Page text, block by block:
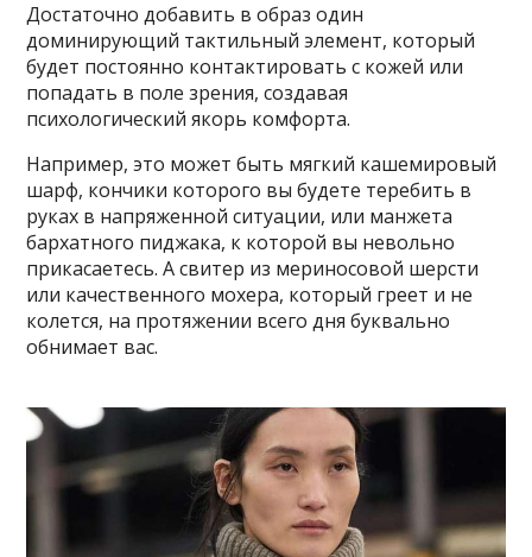
Достаточно добавить в образ один
доминирующий тактильный элемент, который
будет постоянно контактировать с кожей или
попадать в поле зрения, создавая
психологический якорь комфорта.
Например, это может быть мягкий кашемировый
шарф, кончики которого вы будете теребить в
руках в напряженной ситуации, или манжета
бархатного пиджака, к которой вы невольно
прикасаетесь. А свитер из мериносовой шерсти
или качественного мохера, который греет и не
колется, на протяжении всего дня буквально
обнимает вас.